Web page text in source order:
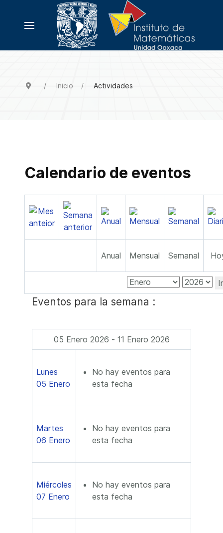
Inicio Actividades
Calendario de eventos
Anual Mensual Semanal
Eventos para la semana :
05 Enero 2026 - 11 Enero 2026
Lunes
05 Enero
No hay eventos para
esta fecha
Martes
06 Enero
No hay eventos para
esta fecha
Miércoles
07 Enero
No hay eventos para
esta fecha